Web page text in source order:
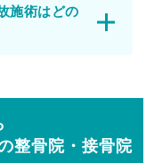
施術はどの
整骨院・接骨院